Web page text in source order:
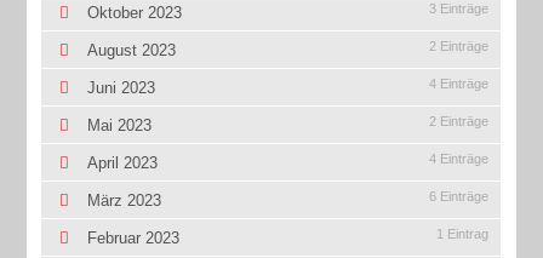
Oktober 2023 3 Einträge
August 2023 2 Einträge
Juni 2023 4 Einträge
Mai 2023 2 Einträge
April 2023 4 Einträge
März 2023 6 Einträge
Februar 2023 1 Eintrag